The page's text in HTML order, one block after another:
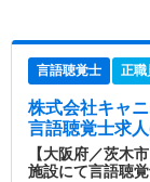
言語聴覚士 正職
株式会社キャ
言語聴覚士求
【大阪府／茨木
施設にて言語聴